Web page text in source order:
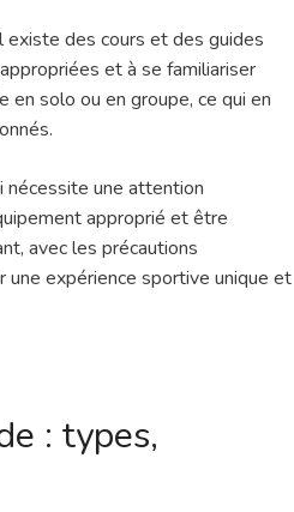
existe des cours et des guides
et à se familiariser
en solo ou en groupe, ce qui en
nécessite une attention
approprié et être
avec les précautions
expérience sportive unique et
: types,